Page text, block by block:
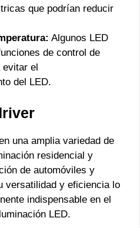
que podrían reducir
Algunos LED
de control de
evitar el
del LED.
una amplia variedad de
residencial y
de automóviles y
versatilidad y eficiencia lo
indispensable en el
LED.